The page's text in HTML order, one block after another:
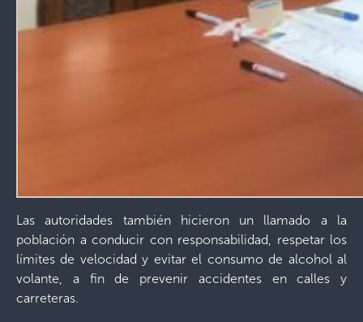
Las autoridades también hicieron un llamado a la
población a conducir con responsabilidad, respetar los
límites de velocidad y evitar el consumo de alcohol al
volante, a fin de prevenir accidentes en calles y
carreteras.